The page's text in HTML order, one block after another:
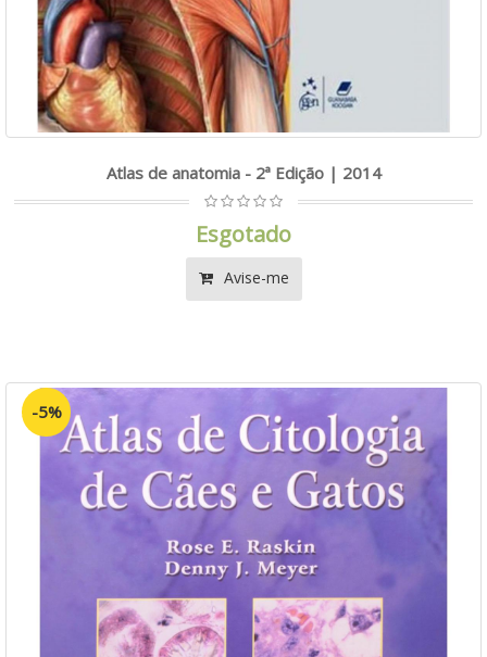
Atlas de anatomia - 2ª Edição | 2014
Esgotado
Avise-me
-5%